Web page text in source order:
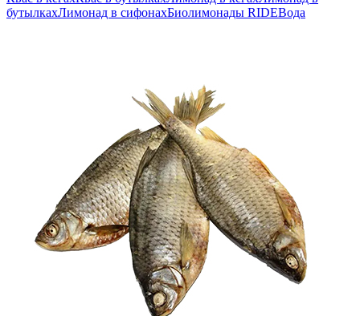
бутылкахЛимонад в сифонахБиолимонады RIDEВода